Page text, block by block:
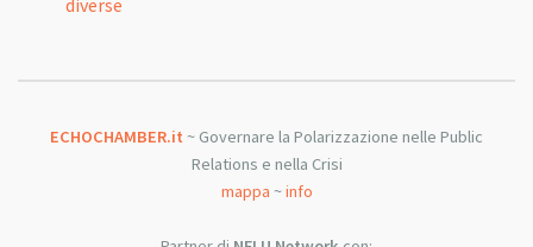
diverse
ECHOCHAMBER.it ~ Governare la Polarizzazione nelle Public
Relations e nella Crisi
mappa ~info